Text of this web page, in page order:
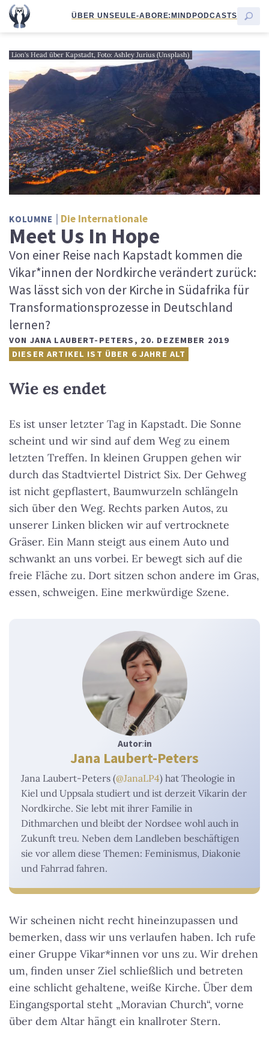
ÜBER UNSEULE-ABORE:MINDPODCASTS
Lion's Head über Kapstadt, Foto: Ashley Jurius (Unsplash)
KOLUMNE Die Internationale
Meet Us In Hope
Von einer Reise nach Kapstadt kommen die
Vikar*innen der Nordkirche verändert zurück:
Was lässt sich von der Kirche in Südafrika für
Transformationsprozesse in Deutschland
lernen?
VON JANA LAUBERT-PETERS , 20. DEZEMBER 2019
DIESER ARTIKEL IST ÜBER 6 JAHRE ALT
Wie es endet
Es ist unser letzter Tag in Kapstadt. Die Sonne
scheint und wir sind auf dem Weg zu einem
letzten Treffen. In kleinen Gruppen gehen wir
durch das Stadtviertel District Six. Der Gehweg
ist nicht gepflastert, Baumwurzeln schlängeln
sich über den Weg. Rechts parken Autos, zu
unserer Linken blicken wir auf vertrocknete
Gräser. Ein Mann steigt aus einem Auto und
schwankt an uns vorbei. Er bewegt sich auf die
freie Fläche zu. Dort sitzen schon andere im Gras,
essen, schweigen. Eine merkwürdige Szene.
Autor:in
Jana Laubert-Peters
Jana Laubert-Peters (@JanaLP4) hat Theologie in
Kiel und Uppsala studiert und ist derzeit Vikarin der
Nordkirche. Sie lebt mit ihrer Familie in
Dithmarchen und bleibt der Nordsee wohl auch in
Zukunft treu. Neben dem Landleben beschäftigen
sie vor allem diese Themen: Feminismus, Diakonie
und Fahrrad fahren.
Wir scheinen nicht recht hineinzupassen und
bemerken, dass wir uns verlaufen haben. Ich rufe
einer Gruppe Vikar*innen vor uns zu. Wir drehen
um, finden unser Ziel schließlich und betreten
eine schlicht gehaltene, weiße Kirche. Über dem
Eingangsportal steht „Moravian Church“, vorne
über dem Altar hängt ein knallroter Stern.